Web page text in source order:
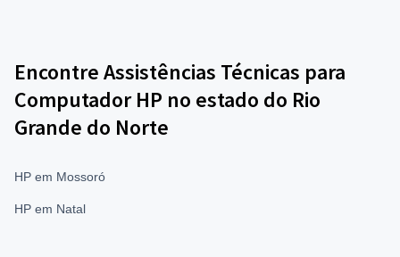
Encontre Assistências Técnicas para
Computador HP no estado do Rio
Grande do Norte
HP em Mossoró
HP em Natal